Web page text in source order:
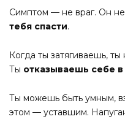
Симптом — не враг. Он
тебя спасти.
Когда ты затягиваешь,
Ты отказываешь себе
Ты можешь быть умным,
этом — уставшим.